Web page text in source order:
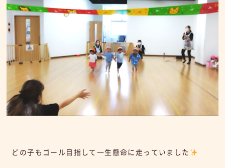
どの子もゴール目指して一生懸命に走っていました